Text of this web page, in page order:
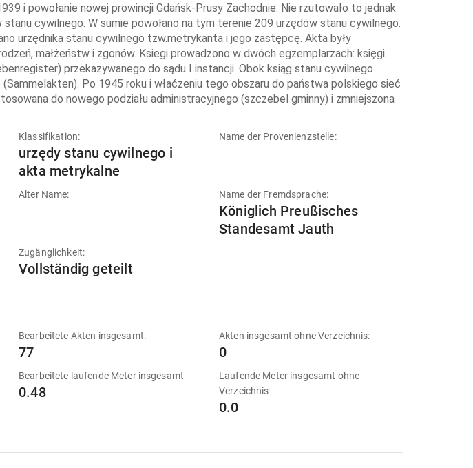
i powołanie nowej prowincji Gdańsk-Prusy Zachodnie. Nie rzutowało to jednak
cywilnego. W sumie powołano na tym terenie 209 urzędów stanu cywilnego.
urzędnika stanu cywilnego tzw.metrykanta i jego zastępcę. Akta były
małżeństw i zgonów. Ksiegi prowadzono w dwóch egzemplarzach: księgi
przekazywanego do sądu I instancji. Obok ksiąg stanu cywilnego
Po 1945 roku i właćzeniu tego obszaru do państwa polskiego sieć
do nowego podziału administracyjnego (szczebel gminny) i zmniejszona
Klassifikation:
urzędy stanu cywilnego i
akta metrykalne
Name der Provenienzstelle:
Alter Name: Name der Fremdsprache:
Königlich Preußisches
Standesamt Jauth
Zugänglichkeit:
Vollständig geteilt
Bearbeitete Akten insgesamt:
77
Akten insgesamt ohne Verzeichnis:
0
Bearbeitete laufende Meter insgesamt
0.48
Laufende Meter insgesamt ohne
Verzeichnis
0.0